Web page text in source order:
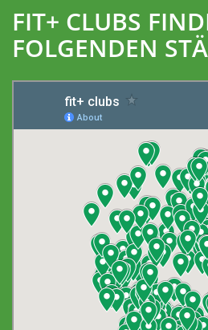
FIT+ CLUBS
FOLGENDEN